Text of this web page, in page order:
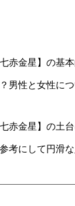
七赤金星】の基
男性と女性に
七赤金星】の土
考にして円滑